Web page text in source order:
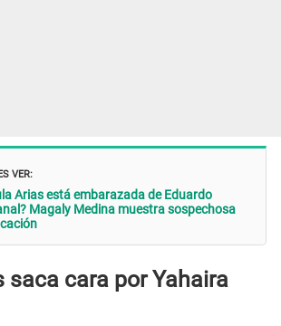
VER:
Arias está embarazada de Eduardo
Magaly Medina muestra sospechosa
saca cara por Yahaira